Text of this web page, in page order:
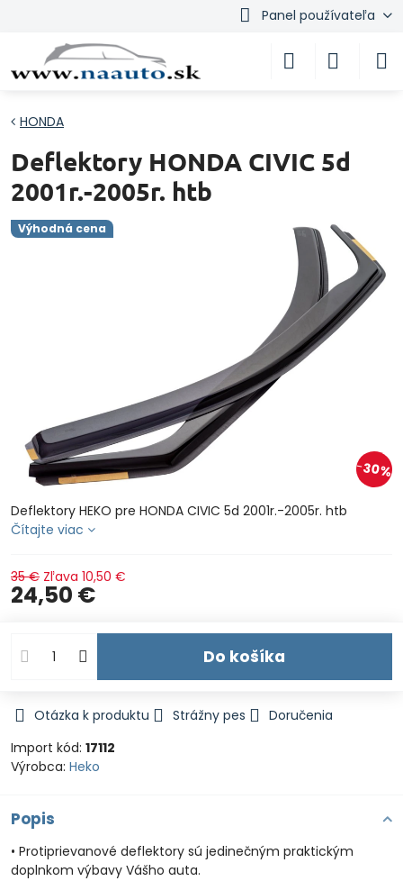
Panel používateľa
Výhodná cena
30%
HONDA
Deflektory HONDA CIVIC 5d
2001r.-2005r. htb
Deflektory HEKO pre HONDA CIVIC 5d 2001r.-2005r. htb
Čítajte viac
35 € Zľava 10,50 €
24,50 €
Do košíka
Otázka k produktu Strážny pes
Doručenia
Import kód: 17112
Výrobca: Heko
Popis
• Protiprievanové deflektory sú jedinečným praktickým
doplnkom výbavy Vášho auta.